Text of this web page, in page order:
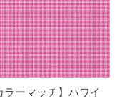
ラーマッチ】ハワイ